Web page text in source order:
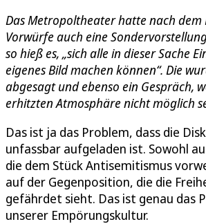
Das Metropoltheater hatte nach
Vorwürfe auch eine
so hieß es, „sich alle in dieser Sache
eigenes Bild machen können“. Die
abgesagt und ebenso ein Gespräch,
erhitzten Atmosphäre nicht möglich
Das ist ja das Problem, dass die
unfassbar aufgeladen ist. Sowohl
die dem Stück Antisemitismus
auf der Gegenposition, die die
gefährdet sieht. Das ist genau das
unserer Empörungskultur.